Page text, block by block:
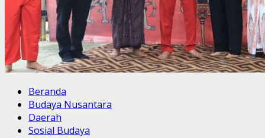
Beranda
Budaya Nusantara
Daerah
Sosial Budaya